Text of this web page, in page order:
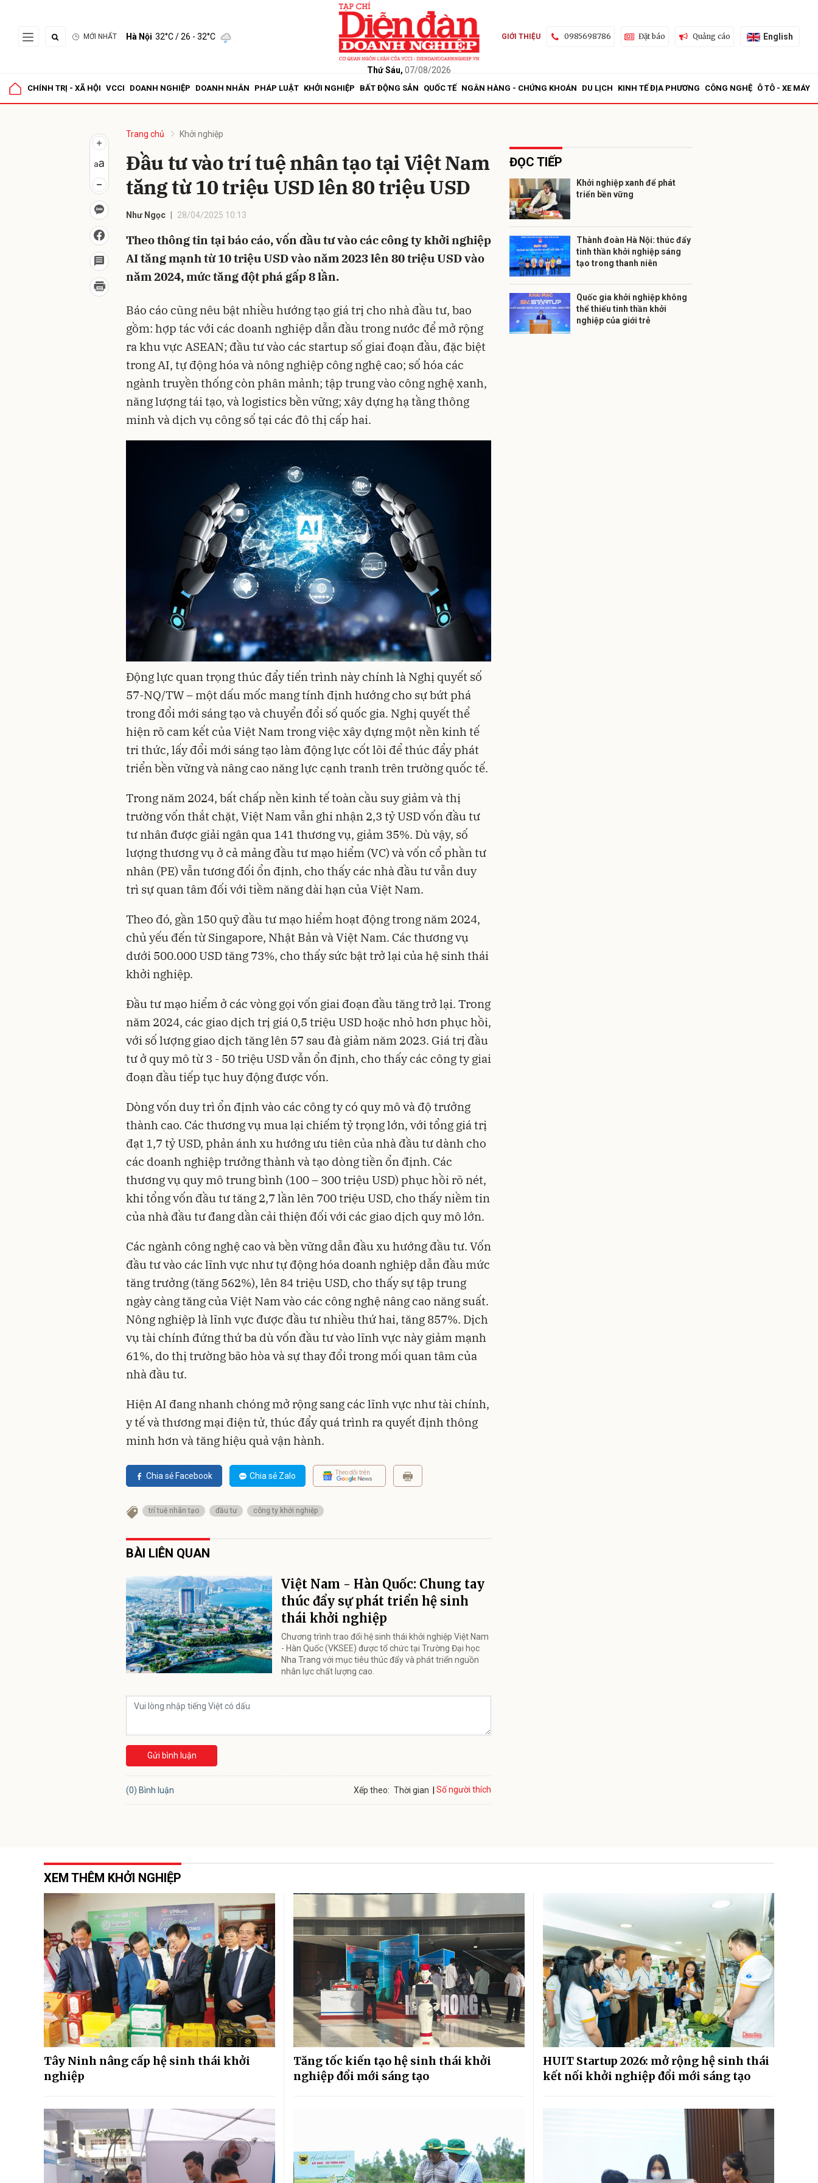
MỚI NHẤT Hà Nội 32°C/ 26 - 32°C
Thứ Sáu, 07/08/2026
GIỚI THIỆU 0985698786 Đặt báo Quảng cáo English
CHÍNH TRỊ - XÃ HỘI VCCI DOANH NGHIỆP DOANH NHÂN PHÁP LUẬT KHỞI NGHIỆP BẤT ĐỘNG SẢN QUỐC TẾ NGÂN HÀNG - CHỨNG KHOÁN DU LỊCH KINH TẾ ĐỊA PHƯƠNG CÔNG NGHỆ Ô TÔ - XE MÁY
Trang chủ Khởi nghiệp
Đầu tư vào trí tuệ nhân tạo tại Việt Nam
tăng từ 10 triệu USD lên 80 triệu USD
Như Ngọc 28/04/2025 10:13
Theo thông tin tại báo cáo, vốn đầu tư vào các công ty khởi nghiệp
AI tăng mạnh từ 10 triệu USD vào năm 2023 lên 80 triệu USD vào
năm 2024, mức tăng đột phá gấp 8 lần.
Báo cáo cũng nêu bật nhiều hướng tạo giá trị cho nhà đầu tư, bao
gồm: hợp tác với các doanh nghiệp dẫn đầu trong nước để mở rộng
ra khu vực ASEAN; đầu tư vào các startup số giai đoạn đầu, đặc biệt
trong AI, tự động hóa và nông nghiệp công nghệ cao; số hóa các
ngành truyền thống còn phân mảnh; tập trung vào công nghệ xanh,
năng lượng tái tạo, và logistics bền vững; xây dựng hạ tầng thông
minh và dịch vụ công số tại các đô thị cấp hai.
Động lực quan trọng thúc đẩy tiến trình này chính là Nghị quyết số
57-NQ/TW – một dấu mốc mang tính định hướng cho sự bứt phá
trong đổi mới sáng tạo và chuyển đổi số quốc gia. Nghị quyết thể
hiện rõ cam kết của Việt Nam trong việc xây dựng một nền kinh tế
tri thức, lấy đổi mới sáng tạo làm động lực cốt lõi để thúc đẩy phát
triển bền vững và nâng cao năng lực cạnh tranh trên trường quốc tế.
Trong năm 2024, bất chấp nền kinh tế toàn cầu suy giảm và thị
trường vốn thắt chặt, Việt Nam vẫn ghi nhận 2,3 tỷ USD vốn đầu tư
tư nhân được giải ngân qua 141 thương vụ, giảm 35%. Dù vậy, số
lượng thương vụ ở cả mảng đầu tư mạo hiểm (VC) và vốn cổ phần tư
nhân (PE) vẫn tương đối ổn định, cho thấy các nhà đầu tư vẫn duy
trì sự quan tâm đối với tiềm năng dài hạn của Việt Nam.
Theo đó, gần 150 quỹ đầu tư mạo hiểm hoạt động trong năm 2024,
chủ yếu đến từ Singapore, Nhật Bản và Việt Nam. Các thương vụ
dưới 500.000 USD tăng 73%, cho thấy sức bật trở lại của hệ sinh thái
khởi nghiệp.
Đầu tư mạo hiểm ở các vòng gọi vốn giai đoạn đầu tăng trở lại. Trong
năm 2024, các giao dịch trị giá 0,5 triệu USD hoặc nhỏ hơn phục hồi,
với số lượng giao dịch tăng lên 57 sau đà giảm năm 2023. Giá trị đầu
tư ở quy mô từ 3 - 50 triệu USD vẫn ổn định, cho thấy các công ty giai
đoạn đầu tiếp tục huy động được vốn.
Dòng vốn duy trì ổn định vào các công ty có quy mô và độ trưởng
thành cao. Các thương vụ mua lại chiếm tỷ trọng lớn, với tổng giá trị
đạt 1,7 tỷ USD, phản ánh xu hướng ưu tiên của nhà đầu tư dành cho
các doanh nghiệp trưởng thành và tạo dòng tiền ổn định. Các
thương vụ quy mô trung bình (100 – 300 triệu USD) phục hồi rõ nét,
khi tổng vốn đầu tư tăng 2,7 lần lên 700 triệu USD, cho thấy niềm tin
của nhà đầu tư đang dần cải thiện đối với các giao dịch quy mô lớn.
Các ngành công nghệ cao và bền vững dẫn đầu xu hướng đầu tư. Vốn
đầu tư vào các lĩnh vực như tự động hóa doanh nghiệp dẫn đầu mức
tăng trưởng (tăng 562%), lên 84 triệu USD, cho thấy sự tập trung
ngày càng tăng của Việt Nam vào các công nghệ nâng cao năng suất.
Nông nghiệp là lĩnh vực được đầu tư nhiều thứ hai, tăng 857%. Dịch
vụ tài chính đứng thứ ba dù vốn đầu tư vào lĩnh vực này giảm mạnh
61%, do thị trường bão hòa và sự thay đổi trong mối quan tâm của
nhà đầu tư.
Hiện AI đang nhanh chóng mở rộng sang các lĩnh vực như tài chính,
y tế và thương mại điện tử, thúc đẩy quá trình ra quyết định thông
minh hơn và tăng hiệu quả vận hành.
Chia sẻ Facebook Chia sẻ Zalo Theo dõi trên
trí tuệ nhân tạo đầu tư công ty khởi nghiệp
BÀI LIÊN QUAN
Việt Nam - Hàn Quốc: Chung tay
thúc đẩy sự phát triển hệ sinh
thái khởi nghiệp
Chương trình trao đổi hệ sinh thái khởi nghiệp Việt Nam
- Hàn Quốc (VKSEE) được tổ chức tại Trường Đại học
Nha Trang với mục tiêu thúc đẩy và phát triển nguồn
nhân lực chất lượng cao.
Gửi bình luận
(0) Bình luận Xếp theo: Thời gian Số người thích
ĐỌC TIẾP
Khởi nghiệp xanh để phát
triển bền vững
Thành đoàn Hà Nội: thúc đẩy
tinh thần khởi nghiệp sáng
tạo trong thanh niên
Quốc gia khởi nghiệp không
thể thiếu tinh thần khởi
nghiệp của giới trẻ
XEM THÊM KHỞI NGHIỆP
Tây Ninh nâng cấp hệ sinh thái khởi
nghiệp
Tăng tốc kiến tạo hệ sinh thái khởi
nghiệp đổi mới sáng tạo
HUIT Startup 2026: mở rộng hệ sinh thái
kết nối khởi nghiệp đổi mới sáng tạo
Gửi